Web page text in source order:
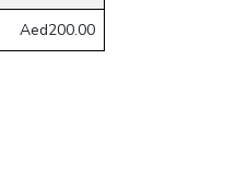
Aed200.00